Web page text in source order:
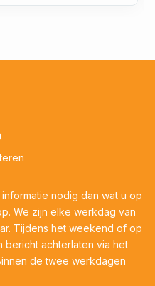
nodig dan wat u op
We zijn elke werkdag van
Tijdens het weekend of op
achterlaten via het
de twee werkdagen